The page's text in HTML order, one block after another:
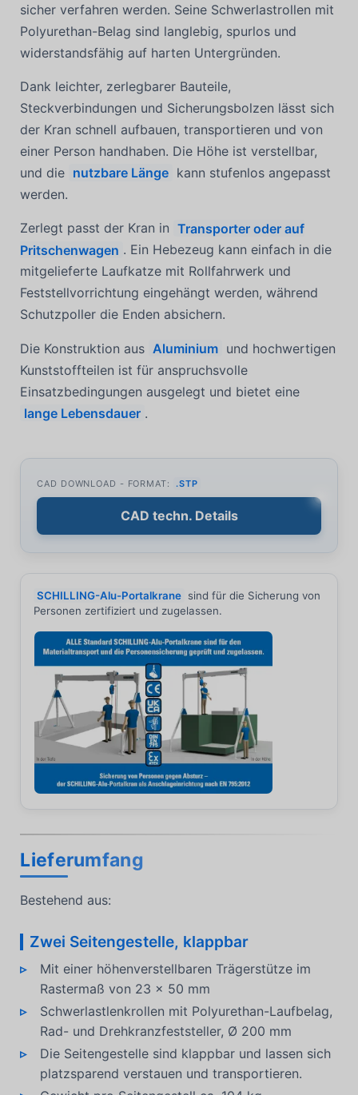
sicher verfahren werden. Seine Schwerlastrollen mit
Polyurethan-Belag sind langlebig, spurlos und
widerstandsfähig auf harten Untergründen.
Dank leichter, zerlegbarer Bauteile,
Steckverbindungen und Sicherungsbolzen lässt sich
der Kran schnell aufbauen, transportieren und von
einer Person handhaben. Die Höhe ist verstellbar,
und die nutzbare Länge kann stufenlos angepasst
werden.
Zerlegt passt der Kran in Transporter oder auf
Pritschenwagen . Ein Hebezeug kann einfach in die
mitgelieferte Laufkatze mit Rollfahrwerk und
Feststellvorrichtung eingehängt werden, während
Schutzpoller die Enden absichern.
Die Konstruktion aus Aluminium und hochwertigen
Kunststoffteilen ist für anspruchsvolle
Einsatzbedingungen ausgelegt und bietet eine
lange Lebensdauer .
CAD DOWNLOAD - FORMAT: .STP
CAD techn. Details
SCHILLING-Alu-Portalkrane sind für die Sicherung von
Personen zertifiziert und zugelassen.
Lieferumfang
Bestehend aus:
Zwei Seitengestelle, klappbar
Mit einer höhenverstellbaren Trägerstütze im
Rastermaß von 23 x 50 mm
Schwerlastlenkrollen mit Polyurethan-Laufbelag,
Rad- und Drehkranzfeststeller, Ø 200 mm
Die Seitengestelle sind klappbar und lassen sich
platzsparend verstauen und transportieren.